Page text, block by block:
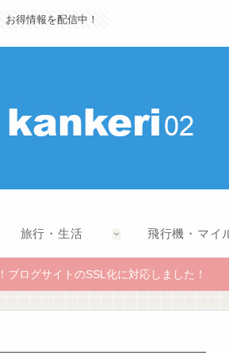
お得情報を配信中！
旅行・生活 飛行機・マイ
ブログサイトのSSL化に対応しました！